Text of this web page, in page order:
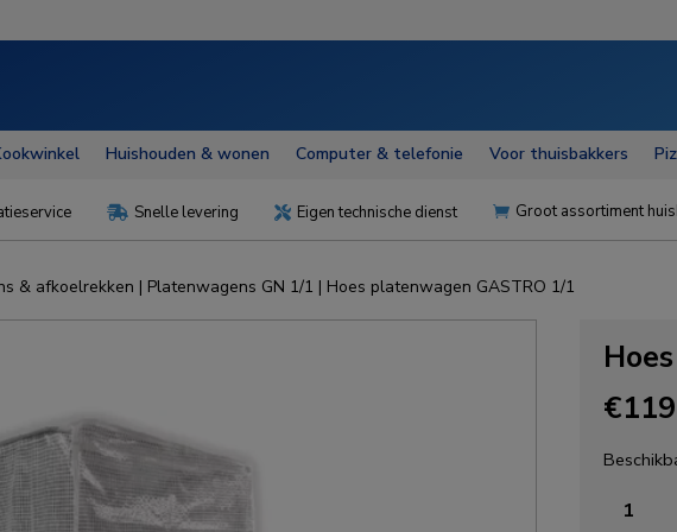
Huishouden & wonen Computer & telefonie Voor thuisbakkers
 Snelle levering  Eigen technische dienst  Groot assortiment
& afkoelrekken | Platenwagens GN 1/1 | Hoes platenwagen GASTRO 1/1
€